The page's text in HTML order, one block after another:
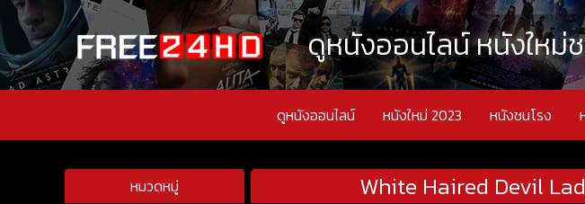
ดูหนังออนไลน์ หนังใหม่
ดูหนังออนไลน์ หนังใหม่ 2023 หนังชนโรง
หมวดหมู่ White Haired Devil